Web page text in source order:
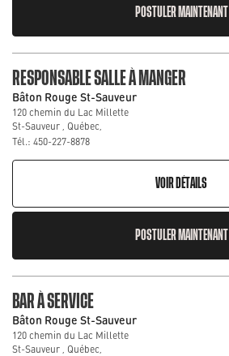
POSTULER MAINTENANT
RESPONSABLE SALLE À MANGER
Bâton Rouge St-Sauveur
120 chemin du Lac Millette
St-Sauveur , Québec,
Tél.: 450-227-8878
VOIR DÉTAILS
POSTULER MAINTENANT
BAR À SERVICE
Bâton Rouge St-Sauveur
120 chemin du Lac Millette
St-Sauveur , Québec,